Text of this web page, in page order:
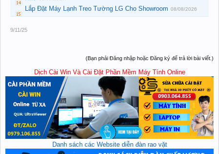
Lắp Đặt Máy Lạnh Treo Tường LG Cho Showroom 08/08/2026
9/11/25
(Bạn phải Đăng nhập hoặc Đăng ký để trả lời bài viết.)
Dịch Cài Win Và Cài Đặt Phần Mềm Máy Tính Online
Danh sách các Website diễn đàn rao vặt